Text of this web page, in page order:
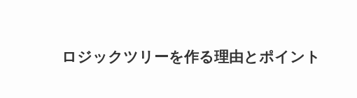
ロジックツリーを作る理由とポイント